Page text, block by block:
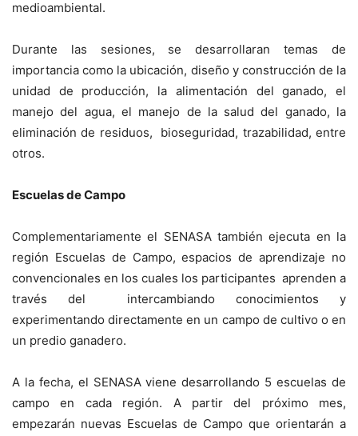
medioambiental.
Durante las sesiones, se desarrollaran temas de
importancia como la ubicación, diseño y construcción de la
unidad de producción, la alimentación del ganado, el
manejo del agua, el manejo de la salud del ganado, la
eliminación de residuos, bioseguridad, trazabilidad, entre
otros.
Escuelas de Campo
Complementariamente el SENASA también ejecuta en la
región Escuelas de Campo, espacios de aprendizaje no
convencionales en los cuales los participantes aprenden a
través del intercambiando conocimientos y
experimentando directamente en un campo de cultivo o en
un predio ganadero.
A la fecha, el SENASA viene desarrollando 5 escuelas de
campo en cada región. A partir del próximo mes,
empezarán nuevas Escuelas de Campo que orientarán a